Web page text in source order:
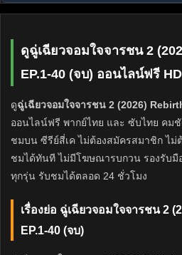
ดูฉู่เฉียวจอมใจจารชน 2
EP.1-40 (จบ) ออนไลน์ฟรี HD
ดูฉู่เฉียวจอมใจจารชน 2 (2026)
ออนไลน์ฟรี พากย์ไทย และ ซับไทย คม
ชมบน ซีรีย์สี่เค ไม่ต้องสมัครสมาชิก ไม่
ชมได้ทันที ไม่มีโฆษณารบกวน รองรับมื
ทุกรุ่น รับชมได้ตลอด 24 ชั่วโมง
เรื่องย่อ ฉู่เฉียวจอมใจจารชน 2
EP.1-40 (จบ)